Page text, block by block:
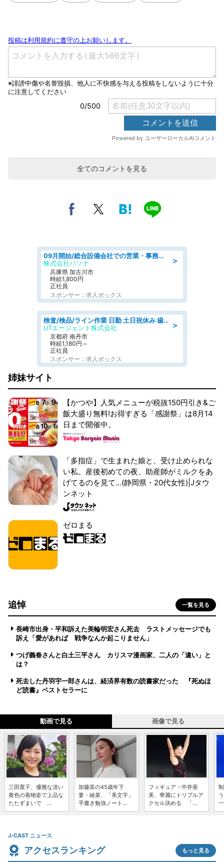
全てのコメントを見る
＞
09月開始/総合設備会社での営業・事務のお仕事/車通勤可/賞与あり/営業/営業事務
株式会社パソナ
兵庫県 加古川市
時給1,800円
正社員
スポンサー：求人ボックス
＞
検査/検品/ライン作業 日勤 土日祝休み 歯科模型製造 有償休憩あり 残業ほぼなし
UTエージェント株式会社
京都府 南丹市
時給1,180円～
正社員
スポンサー：求人ボックス
姉妹サイト
【かつや】人気メニューが税抜150円引き&ご
飯大盛り無料!お得すぎる「感謝祭」は8月14
日まで開催中。
「多指症」で生まれた娘と、受け止められな
い私。産後初めての夜、助産師がミルクをあ
げてるのを見て...(静岡県・20代女性)|Jタウ
ンネット
ゼロまる
追悼 一覧を見る
長崎市出身・平和訴えた美輪明宏さん死去 ラストメッセージでも
訴え「愛があれば 戦争なんか起こりません」
つげ義春さんと白土三平さん カリスマ漫画家、二人の「違い」と
は？
死去した丹羽宇一郎さんは、経済界有数の読書家だった 『死ぬほ
ど読書』ベストセラーに
動画で見る 画像で見る
三田寛子、優雅な淡い
黄色の着物姿で上品な
たたずまいで ...
加藤茶の45歳年下
妻・綾菜、「美文字」
手書き勉強ノート...
フィギュア・中井亜
美、華麗にトリプルア
クセル決める 「...
J-CAST ニュース
アクセスランキング もっと見る